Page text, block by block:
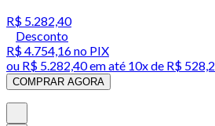
R$ 5.282,40
Desconto
R$ 4.754,16no PIX
ou R$ 5.282,40em até 10x de R$
COMPRAR AGORA